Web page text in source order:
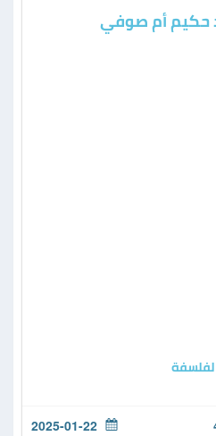
حكيم أم صوفي
2025-01-22